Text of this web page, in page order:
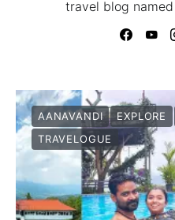
travel blog named
AANAVANDI EXPLORE
TRAVELOGUE